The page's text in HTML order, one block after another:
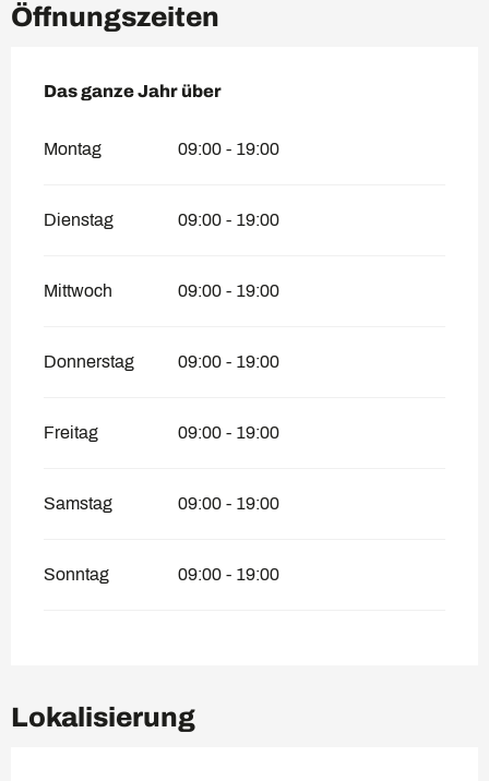
Öffnungszeiten
Das ganze Jahr über
Das ganze Jahr über
Montag 09:00 - 19:00
Dienstag 09:00 - 19:00
Mittwoch 09:00 - 19:00
Donnerstag 09:00 - 19:00
Freitag 09:00 - 19:00
Samstag 09:00 - 19:00
Sonntag 09:00 - 19:00
Lokalisierung